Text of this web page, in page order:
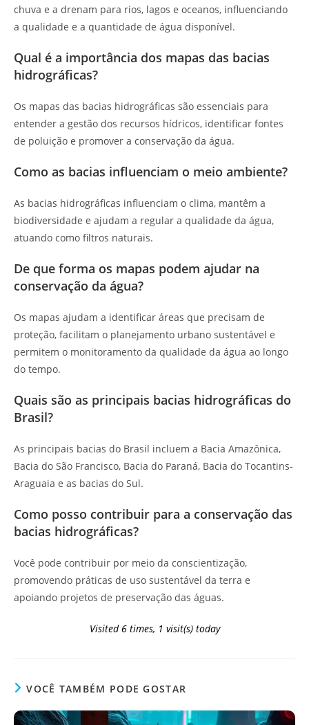
chuva e a drenam para rios, lagos e oceanos, influenciando
a qualidade e a quantidade de água disponível.
Qual é a importância dos mapas das bacias
hidrográficas?
Os mapas das bacias hidrográficas são essenciais para
entender a gestão dos recursos hídricos, identificar fontes
de poluição e promover a conservação da água.
Como as bacias influenciam o meio ambiente?
As bacias hidrográficas influenciam o clima, mantêm a
biodiversidade e ajudam a regular a qualidade da água,
atuando como filtros naturais.
De que forma os mapas podem ajudar na
conservação da água?
Os mapas ajudam a identificar áreas que precisam de
proteção, facilitam o planejamento urbano sustentável e
permitem o monitoramento da qualidade da água ao longo
do tempo.
Quais são as principais bacias hidrográficas do
Brasil?
As principais bacias do Brasil incluem a Bacia Amazônica,
Bacia do São Francisco, Bacia do Paraná, Bacia do Tocantins-
Araguaia e as bacias do Sul.
Como posso contribuir para a conservação das
bacias hidrográficas?
Você pode contribuir por meio da conscientização,
promovendo práticas de uso sustentável da terra e
apoiando projetos de preservação das águas.
Visited 6 times, 1 visit(s) today
VOCÊ TAMBÉM PODE GOSTAR